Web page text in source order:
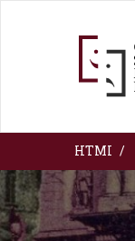
HTMI
Image